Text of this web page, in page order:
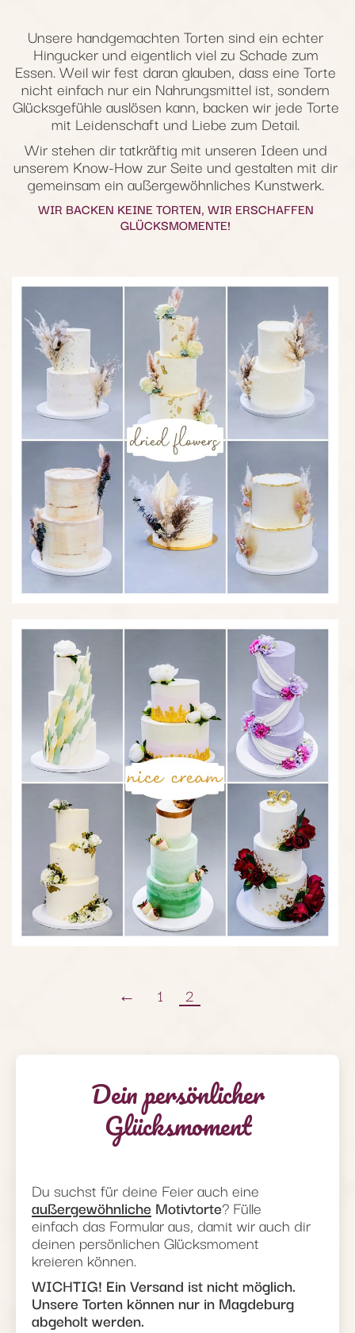
Unsere handgemachten Torten sind ein echter
Hingucker und eigentlich viel zu Schade zum
Essen. Weil wir fest daran glauben, dass eine Torte
nicht einfach nur ein Nahrungsmittel ist, sondern
Glücksgefühle auslösen kann, backen wir jede Torte
mit Leidenschaft und Liebe zum Detail.
Wir stehen dir tatkräftig mit unseren Ideen und
unserem Know-How zur Seite und gestalten mit dir
gemeinsam ein außergewöhnliches Kunstwerk.
WIR BACKEN KEINE TORTEN, WIR ERSCHAFFEN
GLÜCKSMOMENTE!
← 1 2
Dein persönlicher
Glücksmoment
Du suchst für deine Feier auch eine
außergewöhnliche Motivtorte? Fülle
einfach das Formular aus, damit wir auch dir
deinen persönlichen Glücksmoment
kreieren können.
WICHTIG! Ein Versand ist nicht möglich.
Unsere Torten können nur in Magdeburg
abgeholt werden.